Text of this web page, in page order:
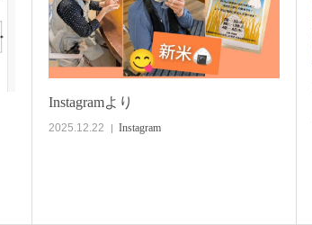
Instagramより
2025.12.22 Instagram